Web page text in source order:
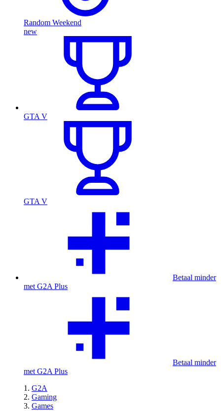
Random Weekend
new
GTA V
GTA V
Betaal minder
met G2A Plus
Betaal minder
met G2A Plus
G2A
Gaming
Games